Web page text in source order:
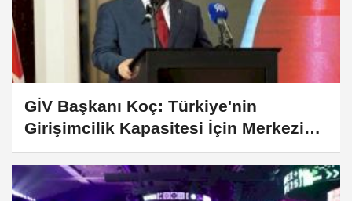
GİV Başkanı Koç: Türkiye'nin
Girişimcilik Kapasitesi İçin Merkezi
Bir Yapı Kurulmalı